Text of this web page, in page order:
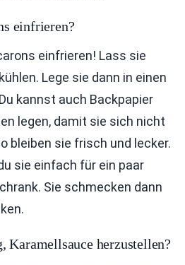
einfrieren?
einfrieren! Lass sie
Lege sie dann in einen
kannst auch Backpapier
legen, damit sie sich nicht
bleiben sie frisch und lecker.
sie einfach für ein paar
Sie schmecken dann
Karamellsauce herzustellen?